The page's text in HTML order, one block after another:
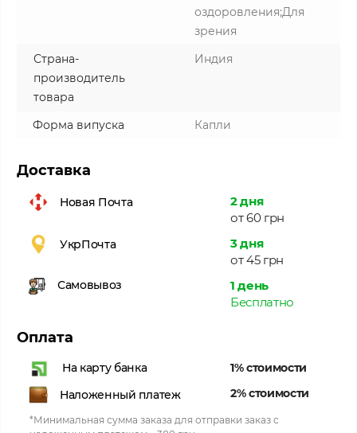
оздоровления;Для
зрения
Страна-
производитель
товара
Индия
Форма випуска Капли
Доставка
Новая Почта
2 дня
от 60 грн
УкрПочта
3 дня
от 45 грн
Самовывоз
1 день
Бесплатно
Оплата
На карту банка
1% стоимости
Наложенный платеж
2% стоимости
*Минимальная сумма заказа для отправки заказ с